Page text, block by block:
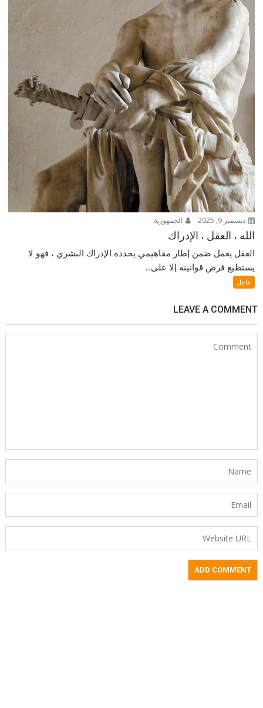
ديسمبر 9, 2025 الجمهورية
الله ، العقل ، الإدراك
العقل يعمل ضمن إطار مفاهيمي يحدده الإدراك البشري ، فهو لا
يستطيع فرض قوانينه إلا على...
عاجل
LEAVE A COMMENT